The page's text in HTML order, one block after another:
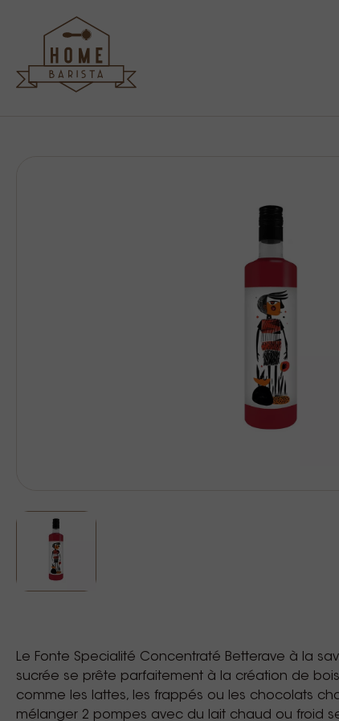
Le Fonte Specialité Concentraté Betterave à la
sucrée se prête parfaitement à la création de
comme les lattes, les frappés ou les chocolats
mélanger 2 pompes avec du lait chaud ou froid